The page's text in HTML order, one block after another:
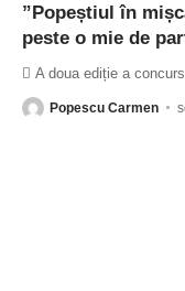
”Popeștiul în
peste o mie de
 A doua ediție a
Popescu Carmen